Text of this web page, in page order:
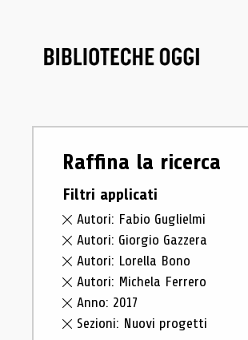
Raffina la ricerca
Filtri applicati
Autori: Fabio Guglielmi
Autori: Giorgio Gazzera
Autori: Lorella Bono
Autori: Michela Ferrero
Anno: 2017
Sezioni: Nuovi progetti